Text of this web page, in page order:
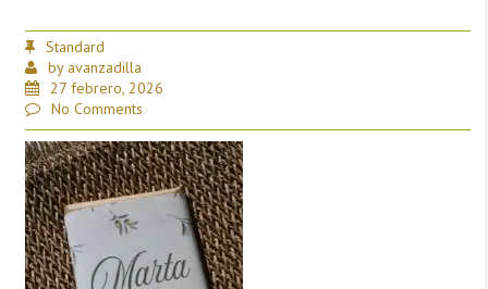
Standard
by avanzadilla
27 febrero, 2026
No Comments